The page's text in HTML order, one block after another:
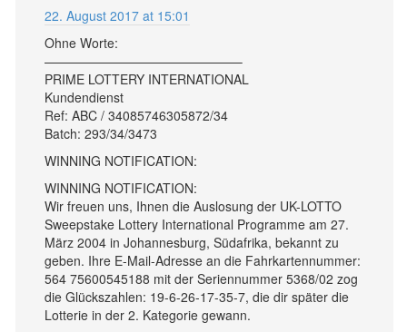
22. August 2017 at 15:01
Ohne Worte:
———————————————–
PRIME LOTTERY INTERNATIONAL
Kundendienst
Ref: ABC / 34085746305872/34
Batch: 293/34/3473
WINNING NOTIFICATION:
WINNING NOTIFICATION:
Wir freuen uns, Ihnen die Auslosung der UK-LOTTO
Sweepstake Lottery International Programme am 27.
März 2004 in Johannesburg, Südafrika, bekannt zu
geben. Ihre E-Mail-Adresse an die Fahrkartennummer:
564 75600545188 mit der Seriennummer 5368/02 zog
die Glückszahlen: 19-6-26-17-35-7, die dir später die
Lotterie in der 2. Kategorie gewann.